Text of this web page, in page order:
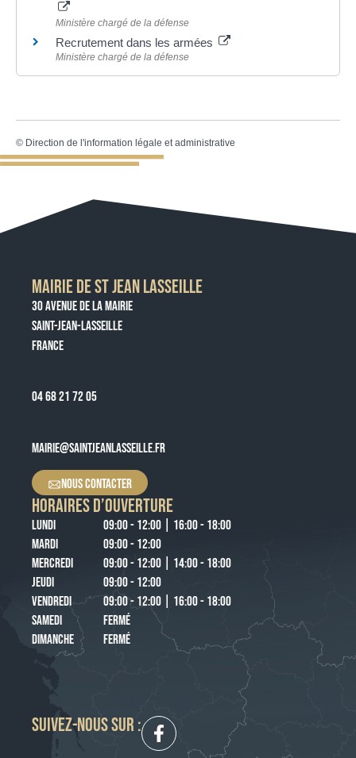
Ministère chargé de la défense
Recrutement dans les armées
Ministère chargé de la défense
© Direction de l'information légale et administrative
MAIRIE DE ST JEAN LASSEILLE
30 AVENUE DE LA MAIRIE
SAINT-JEAN-LASSEILLE
FRANCE
04 68 21 72 05
MAIRIE@SAINTJEANLASSEILLE.FR
NOUS CONTACTER
HORAIRES D’OUVERTURE
LUNDI
09:00 - 12:00 | 16:00 - 18:00
MARDI
09:00 - 12:00
MERCREDI
09:00 - 12:00 | 14:00 - 18:00
JEUDI
09:00 - 12:00
VENDREDI
09:00 - 12:00 | 16:00 - 18:00
SAMEDI
FERMÉ
DIMANCHE
FERMÉ
SUIVEZ-NOUS SUR :